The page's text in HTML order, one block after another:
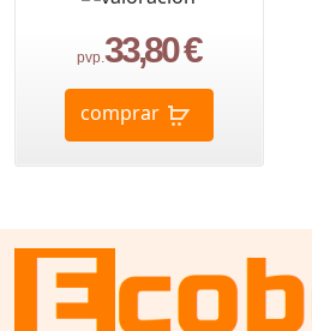
pvp.33,80 €
comprar